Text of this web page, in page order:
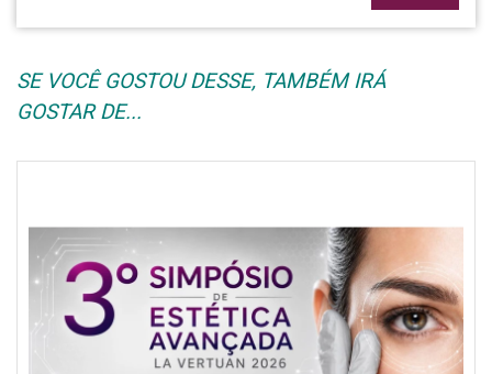
SE VOCÊ GOSTOU DESSE, TAMBÉM IRÁ
GOSTAR DE...